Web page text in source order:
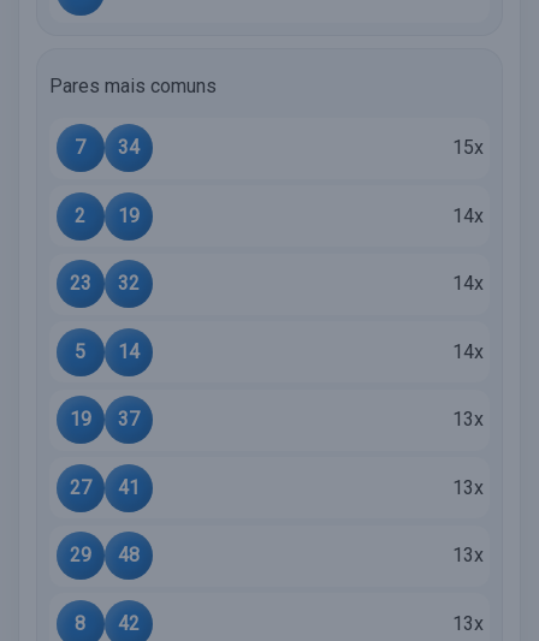
Pares mais comuns
7 34 15x
2 19 14x
23 32 14x
5 14 14x
19 37 13x
27 41 13x
29 48 13x
8 42 13x